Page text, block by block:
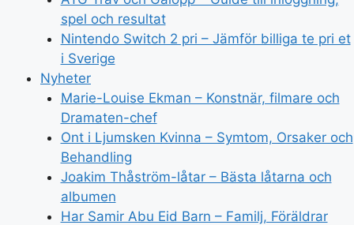
spel och resultat
Nintendo Switch 2 pri – Jämför billiga te pri et
i Sverige
Nyheter
Marie-Louise Ekman – Konstnär, filmare och
Dramaten-chef
Ont i Ljumsken Kvinna – Symtom, Orsaker och
Behandling
Joakim Thåström-låtar – Bästa låtarna och
albumen
Har Samir Abu Eid Barn – Familj, Föräldrar